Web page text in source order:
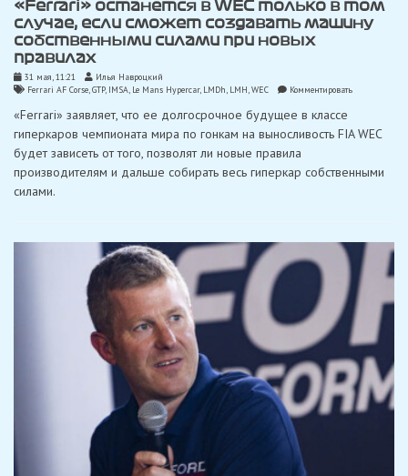
«Ferrari» останется в WEC только в том
случае, если сможет создавать машину
собственными силами при новых
правилах
31 мая, 11:21
Илья Навроцкий
Ferrari AF Corse,GTP, IMSA, Le Mans Hypercar, LMDh, LMH,WEC Комментироватьon
в
WEC
том
машину
собственными
силами
при
новых
правилах
«Ferrari» заявляет, что ее долгосрочное будущее в классе
гиперкаров чемпионата мира по гонкам на выносливость FIA WEC
будет зависеть от того, позволят ли новые правила
производителям и дальше собирать весь гиперкар собственными
силами.